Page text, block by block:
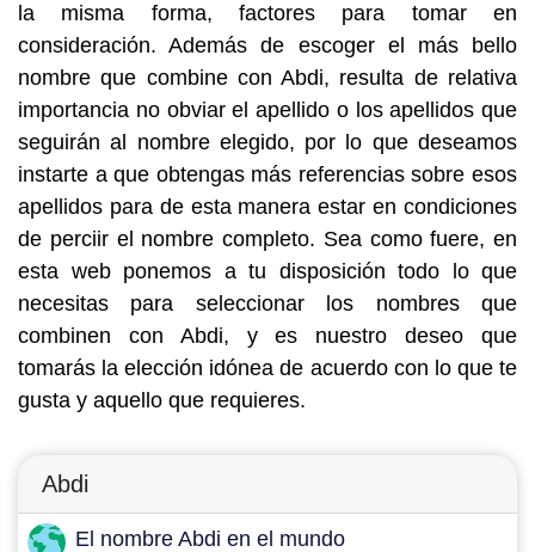
la misma forma, factores para tomar en
consideración. Además de escoger el más bello
nombre que combine con Abdi, resulta de relativa
importancia no obviar el apellido o los apellidos que
seguirán al nombre elegido, por lo que deseamos
instarte a que obtengas más referencias sobre esos
apellidos para de esta manera estar en condiciones
de perciir el nombre completo. Sea como fuere, en
esta web ponemos a tu disposición todo lo que
necesitas para seleccionar los nombres que
combinen con Abdi, y es nuestro deseo que
tomarás la elección idónea de acuerdo con lo que te
gusta y aquello que requieres.
Abdi
El nombre Abdi en el mundo